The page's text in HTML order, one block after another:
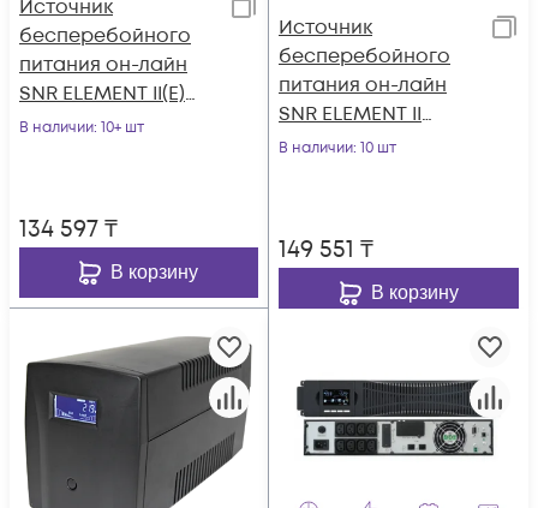
Источник
бесперебойного
питания он-лайн
SNR ELEMENT II(E)
1500ВА/1350Вт, 1ф:1ф
В наличии: 10+ шт
134 597₸
В корзину
Источник
бесперебойного
питания он-лайн
SNR ELEMENT II
1500ВА/1500Вт (PF-
В наличии: 10 шт
149 551 ₸
В корзину